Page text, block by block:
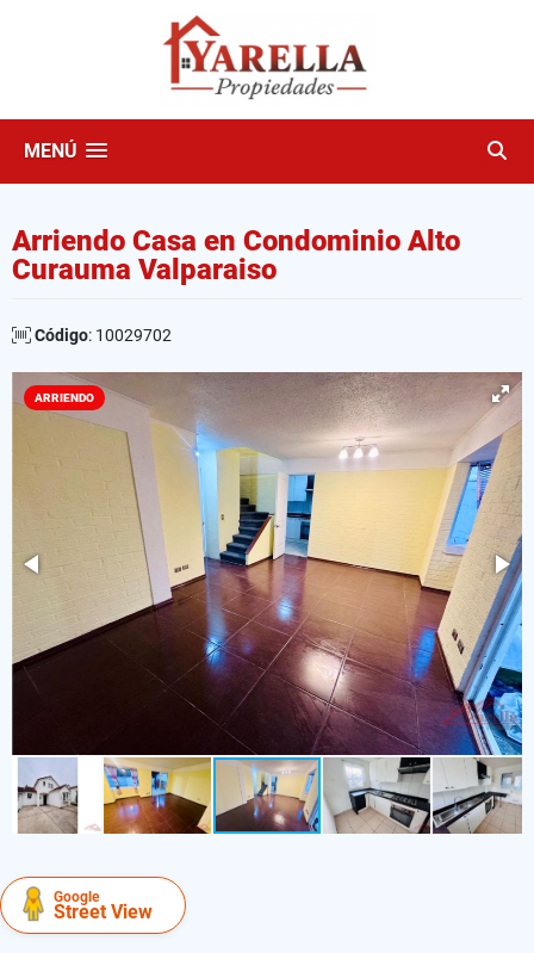
MENÚ
Arriendo Casa en Condominio Alto
Curauma Valparaiso
Código: 10029702
ARRIENDO
Google
Street View